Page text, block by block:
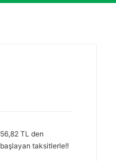
56,82 TL den
başlayan taksitlerle!!